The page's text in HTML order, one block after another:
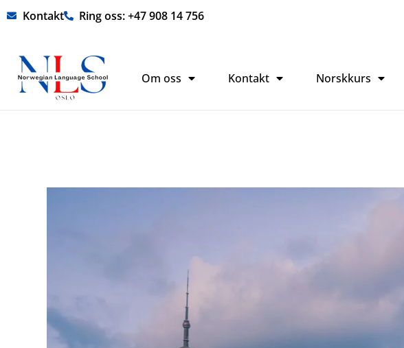
Hopp
innholdet
Kontakt Ring oss: +47 908 14 756
Om oss Kontakt Norskkurs